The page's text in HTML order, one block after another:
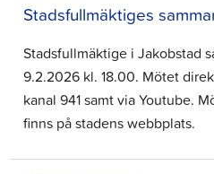
Stadsfullmäktiges
Stadsfullmäktige i Jakobstad
9.2.2026 kl. 18.00. Mötet
kanal 941 samt via Youtube.
finns på stadens webbplats.